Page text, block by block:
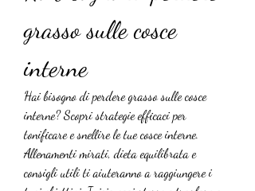
grasso sulle cosce
interne
Hai bisogno di perdere grasso sulle cosce
interne? Scopri strategie efficaci per
tonificare e snellire le tue cosce interne.
Allenamenti mirati, dieta equilibrata e
consigli utili ti aiuteranno a raggiungere i